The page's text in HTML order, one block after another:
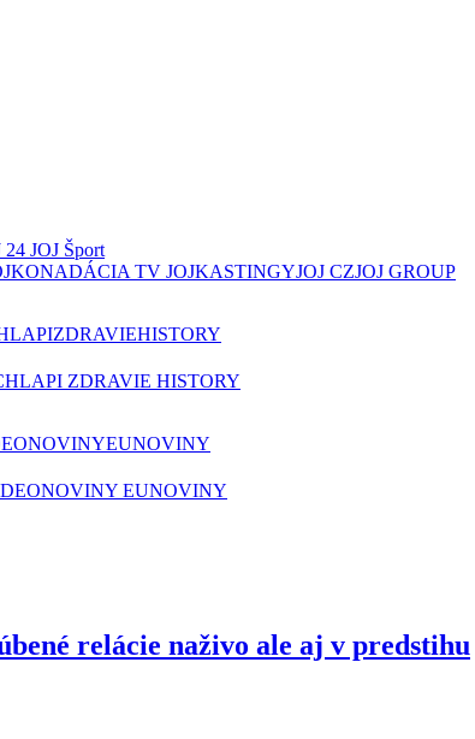
24 JOJ Šport
NADÁCIA TV JOJKASTINGYJOJ CZJOJ GROUP
ZDRAVIEHISTORY
ZDRAVIE HISTORY
EUNOVINY
EUNOVINY
relácie naživo ale aj v predstihu